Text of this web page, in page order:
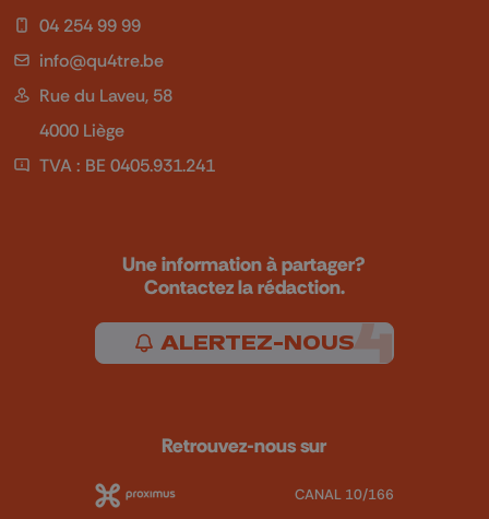
04 254 99 99
info@qu4tre.be
Rue du Laveu, 58
4000 Liège
TVA : BE 0405.931.241
Une information à partager?
Contactez la rédaction.
ALERTEZ-NOUS
Retrouvez-nous sur
CANAL 10/166